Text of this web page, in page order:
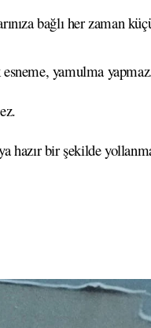
bağlı her zaman
esneme, yamulma
hazır bir şekilde